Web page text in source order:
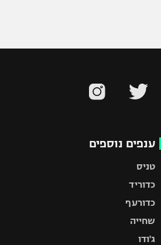
ענפים נוספים
טניס
כדוריד
כדורעף
שחייה
ג'ודו